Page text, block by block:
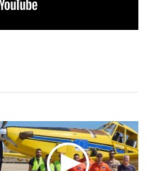
Geek
Νέα
Αυτοκίνηση
Πολιτική
Οικονομία